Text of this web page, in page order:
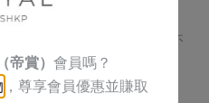
則、更改或終止此優惠之權利，恕不
終決定權
帝賞） 會員嗎？
，尊享會員優惠並賺取